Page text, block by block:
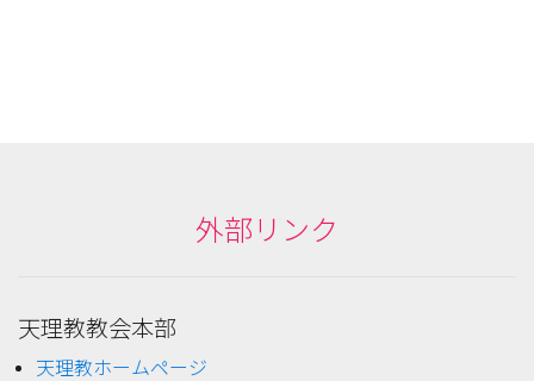
外部リンク
天理教教会本部
天理教ホームページ